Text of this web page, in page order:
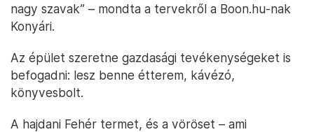
nagy szavak” – mondta a tervekről a Boon.hu-nak
Konyári.
Az épület szeretne gazdasági tevékenységeket is
befogadni: lesz benne étterem, kávézó,
könyvesbolt.
A hajdani Fehér termet, és a vöröset – ami